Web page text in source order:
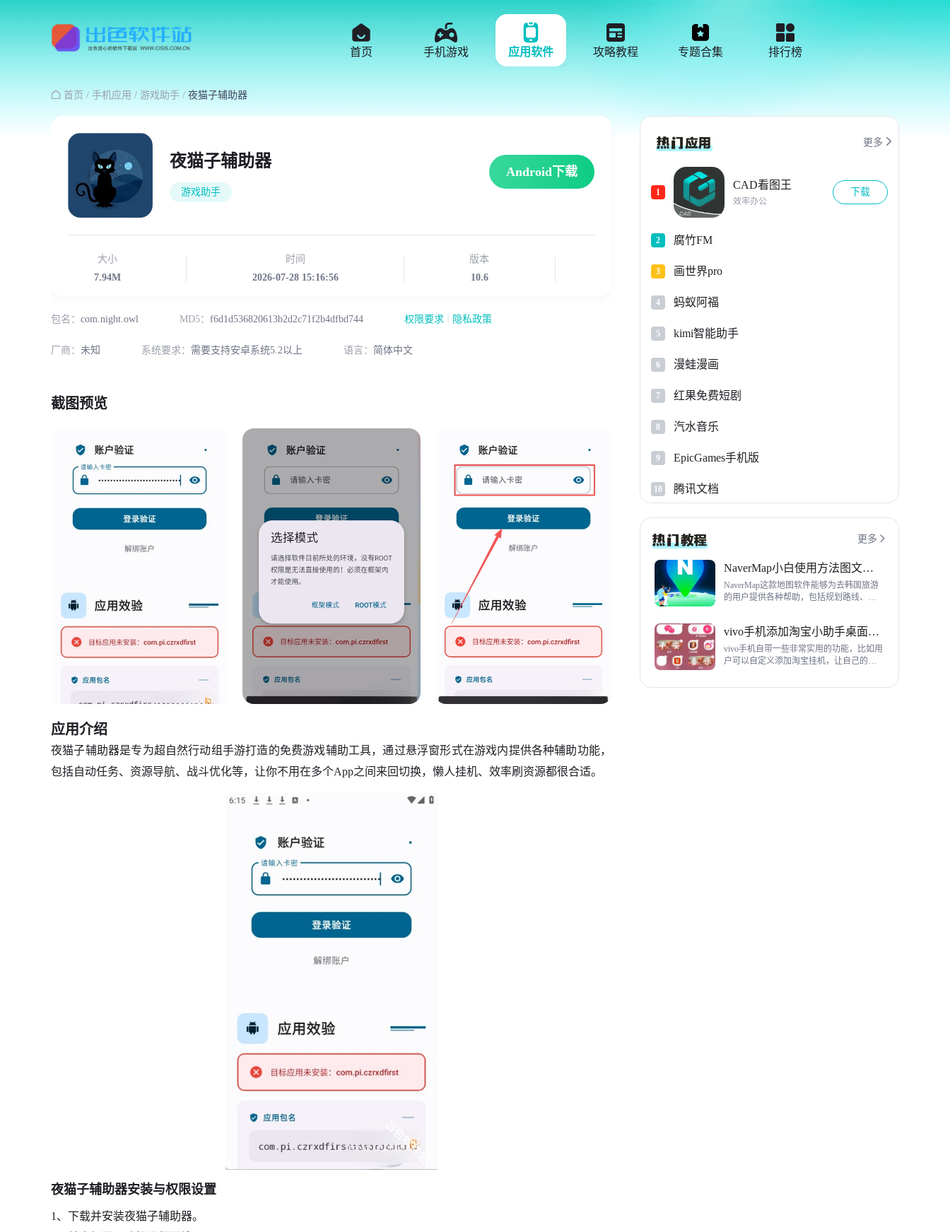
首页 手机游戏 应用软件 攻略教程 专题合集 排行榜
 首页 / 手机应用 / 游戏助手 / 夜猫子辅助器
夜猫子辅助器
游戏助手
Android下载
大小
7.94M
时间
2026-07-28 15:16:56
版本
10.6
包名： com.night.owl MD5： f6d1d536820613b2d2c71f2b4dfbd744 权限要求 隐私政策
厂商： 未知 系统要求： 需要支持安卓系统5.2以上 语言： 简体中文
截图预览
应用介绍
夜猫子辅助器是专为超自然行动组手游打造的免费游戏辅助工具，通过悬浮窗形式在游戏内提供各种辅助功能，
包括自动任务、资源导航、战斗优化等，让你不用在多个App之间来回切换，懒人挂机、效率刷资源都很合适。
夜猫子辅助器安装与权限设置
1、下载并安装夜猫子辅助器。
更多 
1
CAD看图王
效率办公
下载
2 腐竹FM
3 画世界pro
4 蚂蚁阿福
5 kimi智能助手
6 漫蛙漫画
7 红果免费短剧
8 汽水音乐
9 EpicGames手机版
10 腾讯文档
更多 
NaverMap小白使用方法图文教程
NaverMap这款地图软件能够为去韩国旅游
的用户提供各种帮助，包括规划路线、导
教程，希望对各位有帮助。
vivo手机添加淘宝小助手桌面挂件方法
vivo手机自带一些非常实用的功能，比如用
户可以自定义添加淘宝挂机，让自己的购
相当方便，下面为大家带来添加淘宝小助